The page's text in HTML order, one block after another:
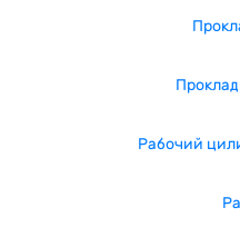
Рабочий